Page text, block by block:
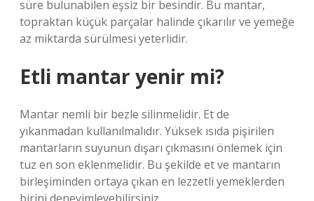
süre bulunabilen eşsiz bir besindir. Bu mantar,
topraktan küçük parçalar halinde çıkarılır ve yemeğe
az miktarda sürülmesi yeterlidir.
Etli mantar yenir mi?
Mantar nemli bir bezle silinmelidir. Et de
yıkanmadan kullanılmalıdır. Yüksek ısıda pişirilen
mantarların suyunun dışarı çıkmasını önlemek için
tuz en son eklenmelidir. Bu şekilde et ve mantarın
birleşiminden ortaya çıkan en lezzetli yemeklerden